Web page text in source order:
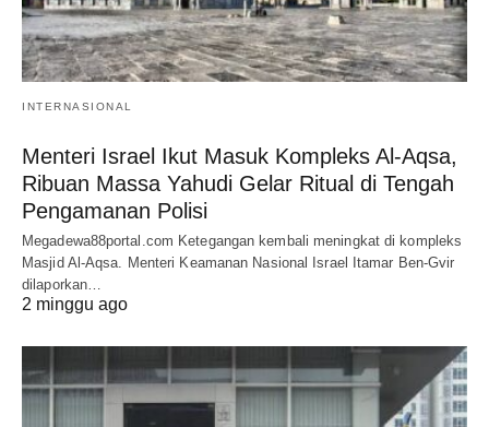
INTERNASIONAL
Menteri Israel Ikut Masuk Kompleks Al-Aqsa,
Ribuan Massa Yahudi Gelar Ritual di Tengah
Pengamanan Polisi
Megadewa88portal.com Ketegangan kembali meningkat di kompleks
Masjid Al-Aqsa. Menteri Keamanan Nasional Israel Itamar Ben-Gvir
dilaporkan…
2 minggu ago